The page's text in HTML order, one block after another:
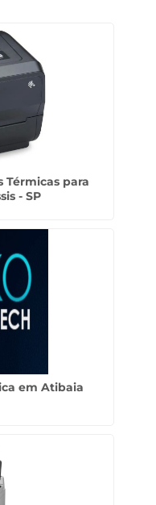
Térmicas para
- SP
em Atibaia